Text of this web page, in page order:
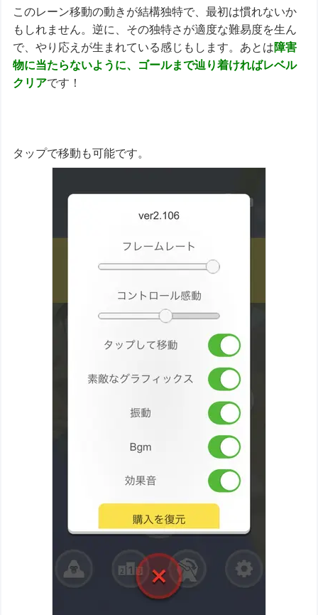
このレーン移動の動きが結構独特で、最初は慣れないか
もしれません。逆に、その独特さが適度な難易度を生ん
で、やり応えが生まれている感じもします。あとは障害
物に当たらないように、ゴールまで辿り着ければレベル
クリアです！
タップで移動も可能です。